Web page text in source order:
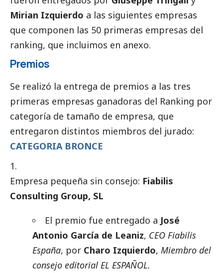
Mirian Izquierdo a las siguientes empresas
que componen las 50 primeras empresas del
ranking, que incluimos en anexo.
Premios
Se realizó la entrega de premios a las tres
primeras empresas ganadoras del Ranking por
categoría de tamaño de empresa, que
entregaron distintos miembros del jurado:
CATEGORIA BRONCE
Empresa pequeña sin consejo: Fiabilis
Consulting Group, SL
El premio fue entregado a José
Antonio García de Leaniz, CEO Fiabilis
España, por Charo Izquierdo, Miembro del
consejo editorial EL ESPAÑOL.